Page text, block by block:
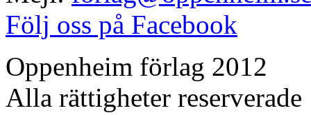
Följ oss på Facebook
Oppenheim förlag 2012
Alla rättigheter reserverade